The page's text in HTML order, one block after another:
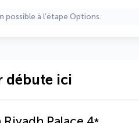
possible à l’étape Options.
débute ici